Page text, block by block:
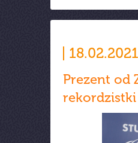
18.02.2021
Prezent od
rekordzistki